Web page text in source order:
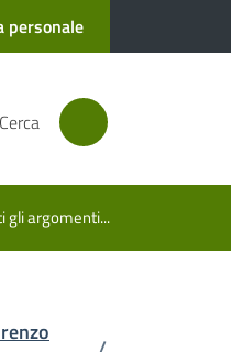
personale
Cerca
gli argomenti...